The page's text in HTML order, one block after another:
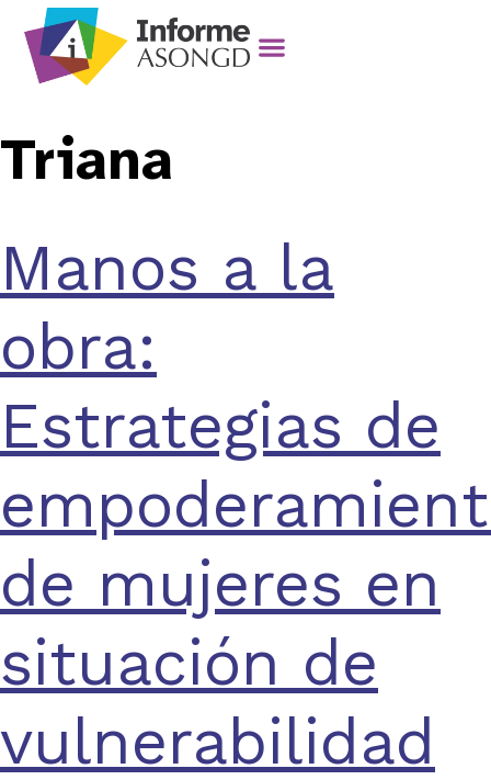
Triana
Manos a la
obra:
Estrategias de
de mujeres en
situación de
vulnerabilidad